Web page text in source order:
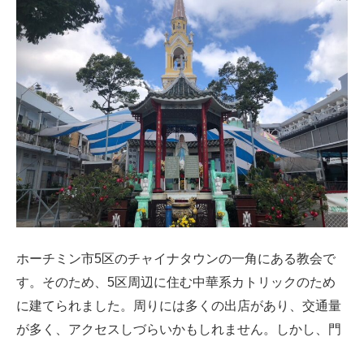
ホーチミン市5区のチャイナタウンの一角にある教会で
す。そのため、5区周辺に住む中華系カトリックのため
に建てられました。周りには多くの出店があり、交通量
が多く、アクセスしづらいかもしれません。しかし、門